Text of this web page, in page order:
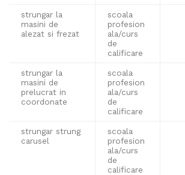
strungar la
masini de
alezat si frezat
scoala
profesion
ala/curs
de
calificare
strungar la
masini de
prelucrat in
coordonate
scoala
profesion
ala/curs
de
calificare
strungar strung
carusel
scoala
profesion
ala/curs
de
calificare